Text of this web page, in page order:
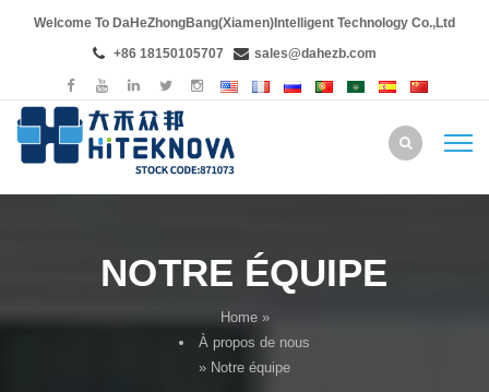
Welcome To DaHeZhongBang(Xiamen)Intelligent Technology Co.,Ltd
+86 18150105707
sales@dahezb.com
NOTRE ÉQUIPE
Home»
À propos de nous
» Notre équipe